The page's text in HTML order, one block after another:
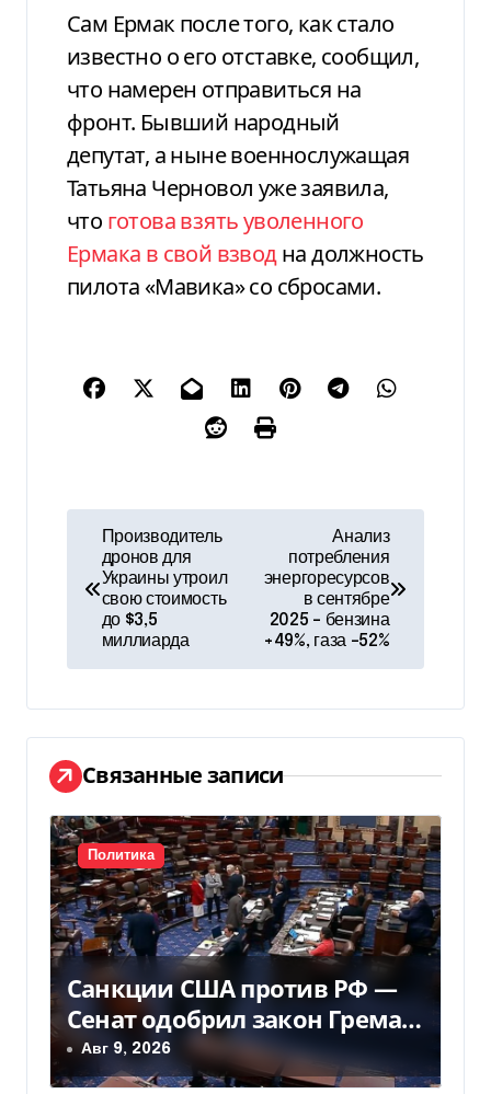
Сам Ермак после того, как стало
известно о его отставке, сообщил,
что намерен отправиться на
фронт. Бывший народный
депутат, а ныне военнослужащая
Татьяна Черновол уже заявила,
что готова взять уволенного
Ермака в свой взводна должность
пилота «Мавика» со сбросами.
и
г
а
ц
и
я
п
о
з
а
Производитель
дронов для
Украины утроил
свою стоимость
до $3,5
миллиарда
Анализ
потребления
энергоресурсов
в сентябре
2025 – бензина
+49%, газа –52%
Связанные записи
Политика
Санкции США против РФ —
Сенат одобрил закон Грема
— Фокус
Авг 9, 2026